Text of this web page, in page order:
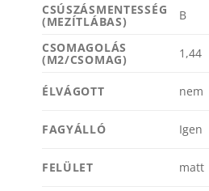
CSÚSZÁSMENTESSÉG
(MEZÍTLÁBAS) B
CSOMAGOLÁS
(M2/CSOMAG) 1,44
ÉLVÁGOTT nem
FAGYÁLLÓ Igen
FELÜLET matt